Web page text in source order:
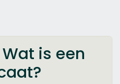
is een